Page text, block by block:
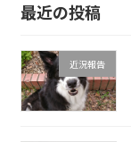
最近の投稿
近況報告